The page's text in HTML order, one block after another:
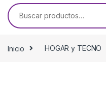
Buscar por:
Inicio HOGAR y TECNO